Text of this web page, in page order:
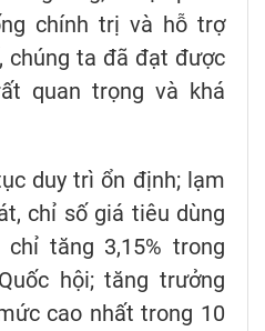
chính trị và hỗ trợ
chúng ta đã đạt được
quan trọng và khá
duy trì ổn định; lạm
chỉ số giá tiêu dùng
tăng 3,15% trong
hội; tăng trưởng
cao nhất trong 10